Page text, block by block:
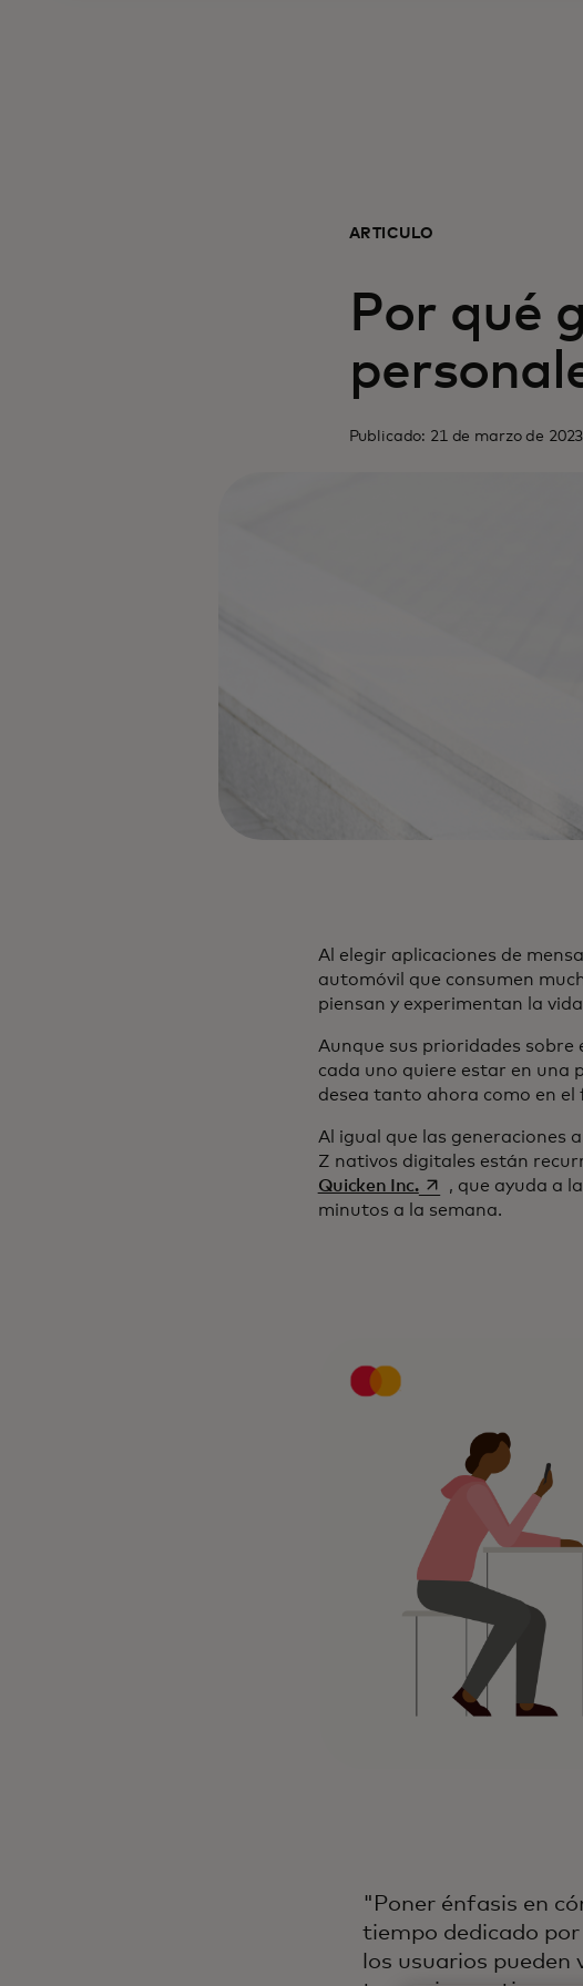
ARTÍCULO
Por qué
Publicado: 21 de marzo de 2023
Al elegir aplicaciones de
automóvil que consumen
piensan y experimentan la
Aunque sus prioridades sobre
cada uno quiere estar en una
desea tanto ahora como en el
Al igual que las generaciones
Z nativos digitales están
Quicken Inc.se abre en una
, que ayuda a
minutos a la semana.
"Poner énfasis en
tiempo dedicado
los usuarios pueden